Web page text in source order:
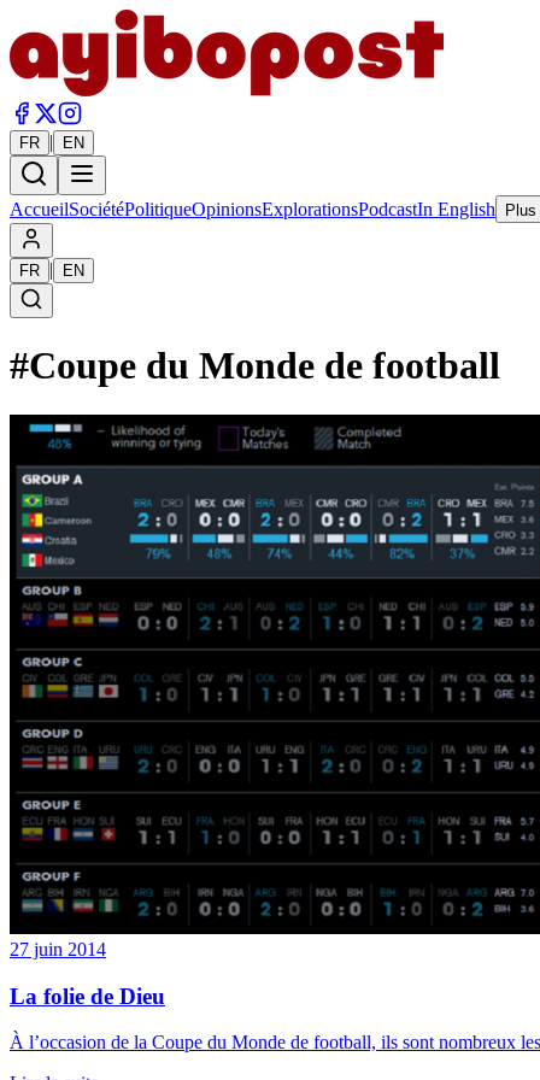
FR | EN
AccueilSociétéPolitiqueOpinionsExplorationsPodcastIn English Plus
FR | EN
#Coupe du Monde de football
27 juin 2014
La folie de Dieu
À l’occasion de la Coupe du Monde de football, ils sont nombreux